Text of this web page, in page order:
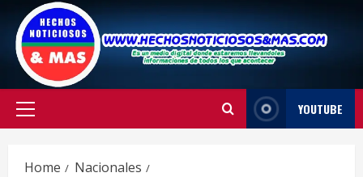
content
Primary
YOUTUBE
Home
Nacionales